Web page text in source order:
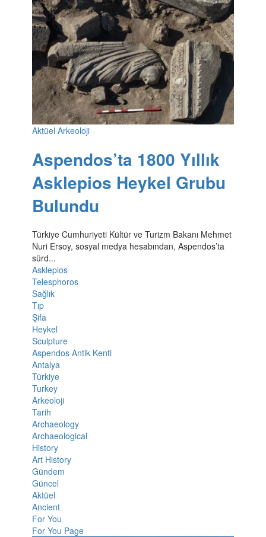
Aktüel Arkeoloji
Aspendos’ta 1800 Yıllık
Asklepios Heykel Grubu
Bulundu
Türkiye Cumhuriyeti Kültür ve Turizm Bakanı Mehmet
Nuri Ersoy, sosyal medya hesabından, Aspendos’ta
sürd...
Asklepios
Telesphoros
Sağlık
Tıp
Şifa
Heykel
Sculpture
Aspendos Antik Kenti
Antalya
Türkiye
Turkey
Arkeoloji
Tarih
Archaeology
Archaeological
History
Art History
Gündem
Güncel
Aktüel
Ancient
For You
For You Page